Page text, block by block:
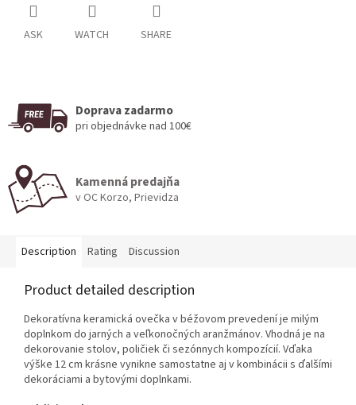
ASK WATCH SHARE
Doprava zadarmo
pri objednávke nad 100€
Kamenná predajňa
v OC Korzo, Prievidza
Description Rating Discussion
Product detailed description
Dekoratívna keramická ovečka v béžovom prevedení je milým
doplnkom do jarných a veľkonočných aranžmánov. Vhodná je na
dekorovanie stolov, poličiek či sezónnych kompozícií. Vďaka
výške 12 cm krásne vynikne samostatne aj v kombinácii s ďalšími
dekoráciami a bytovými doplnkami.